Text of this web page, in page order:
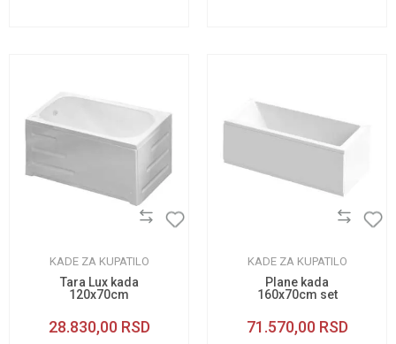
KADE ZA KUPATILO
Tara Lux kada
120x70cm
28.830,00 RSD
KADE ZA KUPATILO
Plane kada
160x70cm set
71.570,00 RSD